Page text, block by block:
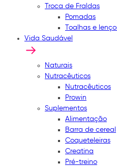
Troca de Fraldas
Pomadas
Toalhas e
Vida Saudável
Naturais
Nutracêuticos
Nutracêuticos
Prowin
Suplementos
Alimentação
Barra de cereal
Coqueteleiras
Creatina
Pré-treino